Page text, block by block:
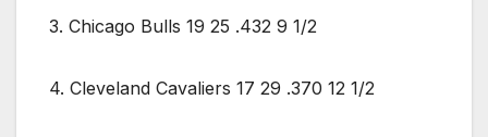
3. Chicago Bulls 19 25 .432 9 1/2
4. Cleveland Cavaliers 17 29 .370 12 1/2